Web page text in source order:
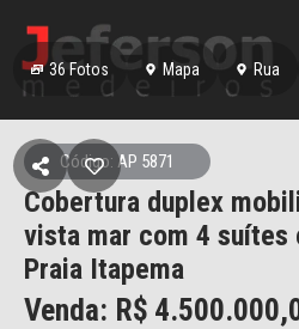
36 Fotos Mapa Rua
Código: AP 5871
Cobertura duplex
vista mar com 4 suítes
Praia Itapema
Venda: R$